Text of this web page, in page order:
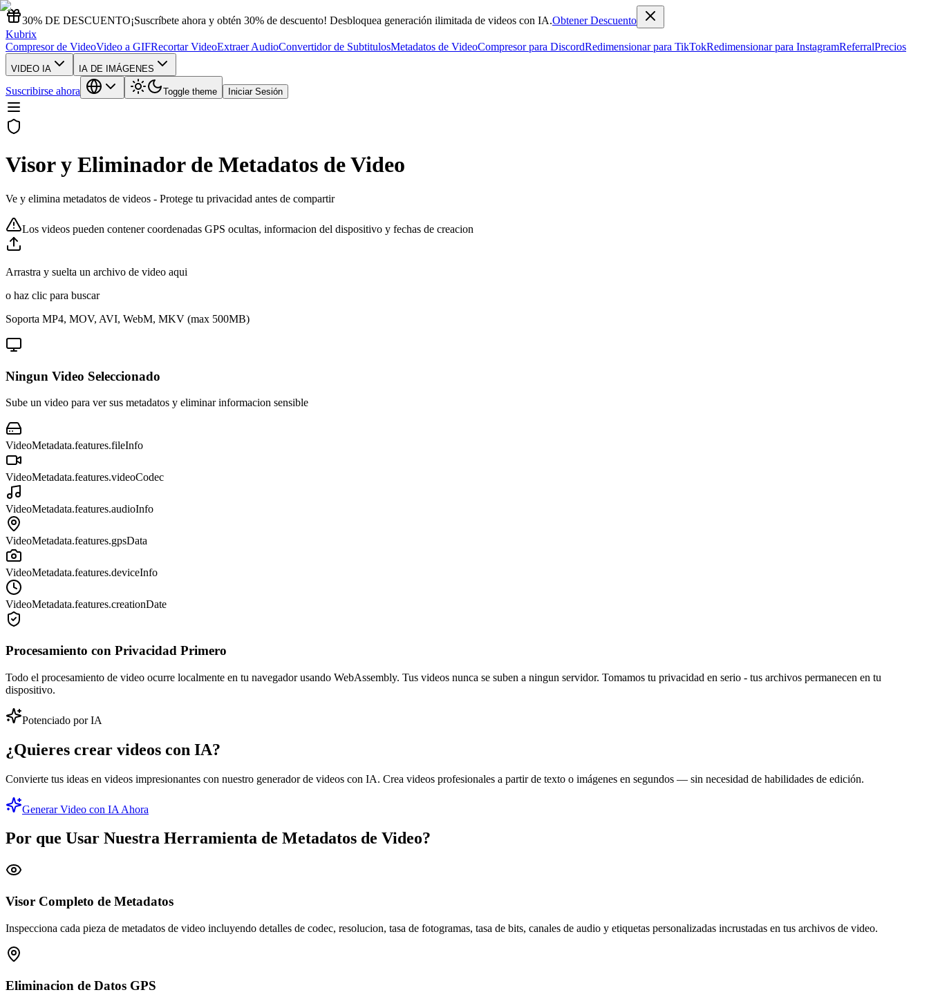
30% DE DESCUENTO¡Suscríbete ahora y obtén 30% de descuento! Desbloquea generación ilimitada de videos con IA.Obtener Descuento
Kubrix
Compresor de VideoVideo a GIFRecortar VideoExtraer AudioConvertidor de SubtitulosMetadatos de VideoCompresor para DiscordRedimensionar para TikTokRedimensionar para InstagramReferralPrecios
VIDEO IA IA DE IMÁGENES
Suscribirse ahora Toggle theme Iniciar Sesión
Visor y Eliminador de Metadatos de Video
Ve y elimina metadatos de videos - Protege tu privacidad antes de compartir
Los videos pueden contener coordenadas GPS ocultas, informacion del dispositivo y fechas de creacion
Arrastra y suelta un archivo de video aqui
o haz clic para buscar
Soporta MP4, MOV, AVI, WebM, MKV (max 500MB)
Ningun Video Seleccionado
Sube un video para ver sus metadatos y eliminar informacion sensible
VideoMetadata.features.fileInfo
VideoMetadata.features.videoCodec
VideoMetadata.features.audioInfo
VideoMetadata.features.gpsData
VideoMetadata.features.deviceInfo
VideoMetadata.features.creationDate
Procesamiento con Privacidad Primero
Todo el procesamiento de video ocurre localmente en tu navegador usando WebAssembly. Tus videos nunca se suben a ningun servidor. Tomamos tu privacidad en serio - tus archivos permanecen en tu
dispositivo.
Potenciado por IA
¿Quieres crear videos con IA?
Convierte tus ideas en videos impresionantes con nuestro generador de videos con IA. Crea videos profesionales a partir de texto o imágenes en segundos — sin necesidad de habilidades de edición.
Generar Video con IA Ahora
Por que Usar Nuestra Herramienta de Metadatos de Video?
Visor Completo de Metadatos
Inspecciona cada pieza de metadatos de video incluyendo detalles de codec, resolucion, tasa de fotogramas, tasa de bits, canales de audio y etiquetas personalizadas incrustadas en tus archivos de video.
Eliminacion de Datos GPS